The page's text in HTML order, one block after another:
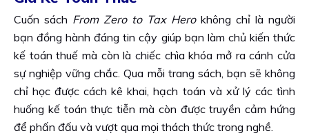
Cuốn sách From Zero to Tax Herokhông chỉ là người
bạn đồng hành đáng tin cậy giúp bạn làm chủ kiến thức
kế toán thuế mà còn là chiếc chìa khóa mở ra cánh cửa
sự nghiệp vững chắc. Qua mỗi trang sách, bạn sẽ không
chỉ học được cách kê khai, hạch toán và xử lý các tình
huống kế toán thực tiễn mà còn được truyền cảm hứng
để phấn đấu và vượt qua mọi thách thức trong nghề.